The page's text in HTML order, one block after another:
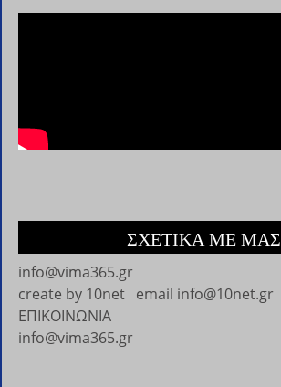
ΣΧΕΤΙΚΑ ΜΕ ΜΑΣ
info@vima365.gr
create by 10net email info@10net.gr
ΕΠΙΚΟΙΝΩΝΙΑ
info@vima365.gr